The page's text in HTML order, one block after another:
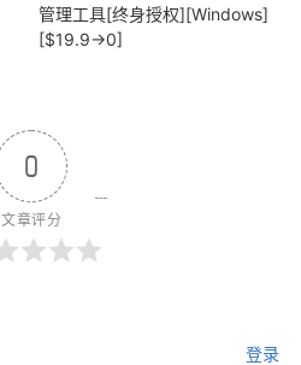
管理工具[终身授权][Windows]
[$19.9→0]
0
文章评分
登录